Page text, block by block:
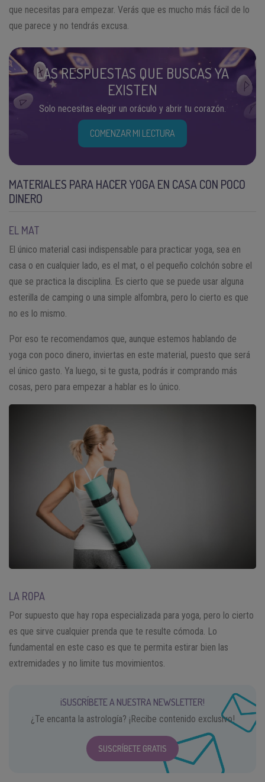
que necesitas para empezar. Verás que es mucho más fácil de lo
que parece y no tendrás excusa.
LAS RESPUESTAS QUE BUSCAS YA
EXISTEN
Solo necesitas elegir un oráculo y abrir tu corazón.
COMENZAR MI LECTURA
MATERIALES PARA HACER YOGA EN CASA CON POCO
DINERO
EL MAT
El único material casi indispensable para practicar yoga, sea en
casa o en cualquier lado, es el mat, o el pequeño colchón sobre el
que se practica la disciplina. Es cierto que se puede usar alguna
esterilla de camping o una simple alfombra, pero lo cierto es que
no es lo mismo.
Por eso te recomendamos que, aunque estemos hablando de
yoga con poco dinero, inviertas en este material, puesto que será
el único gasto. Ya luego, si te gusta, podrás ir comprando más
cosas, pero para empezar a hablar es lo único.
LA ROPA
Por supuesto que hay ropa especializada para yoga, pero lo cierto
es que sirve cualquier prenda que te resulte cómoda. Lo
fundamental en este caso es que te permita estirar bien las
extremidades y no limite tus movimientos.
¡SUSCRÍBETE A NUESTRA NEWSLETTER!
¿Te encanta la astrología? ¡Recibe contenido exclusivo!
SUSCRÍBETE GRATIS